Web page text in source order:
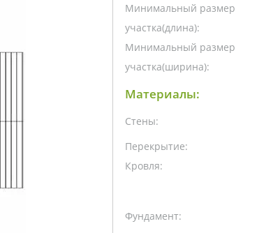
Минимальный размер
участка(длина):
Минимальный размер
участка(ширина):
Материалы:
Стены:
Перекрытие:
Кровля:
Фундамент: